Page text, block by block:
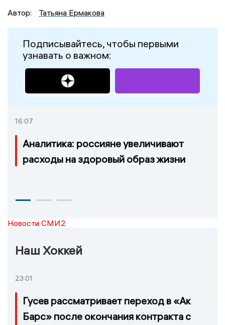
Автор:
Татьяна Ермакова
Подписывайтесь, чтобы первыми
узнавать о важном:
16:07
Аналитика: россияне увеличивают
расходы на здоровый образ жизни
Новости СМИ2
Наш Хоккей
23:01
Гусев рассматривает переход в «Ак
Барс» после окончания контракта с